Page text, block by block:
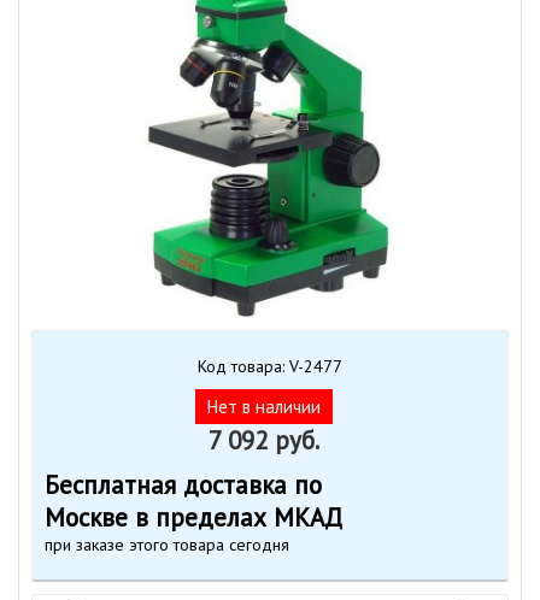
Код товара: V-2477
Нет в наличии
7 092 руб.
Бесплатная доставка по
Москве в пределах МКАД
при заказе этого товара сегодня